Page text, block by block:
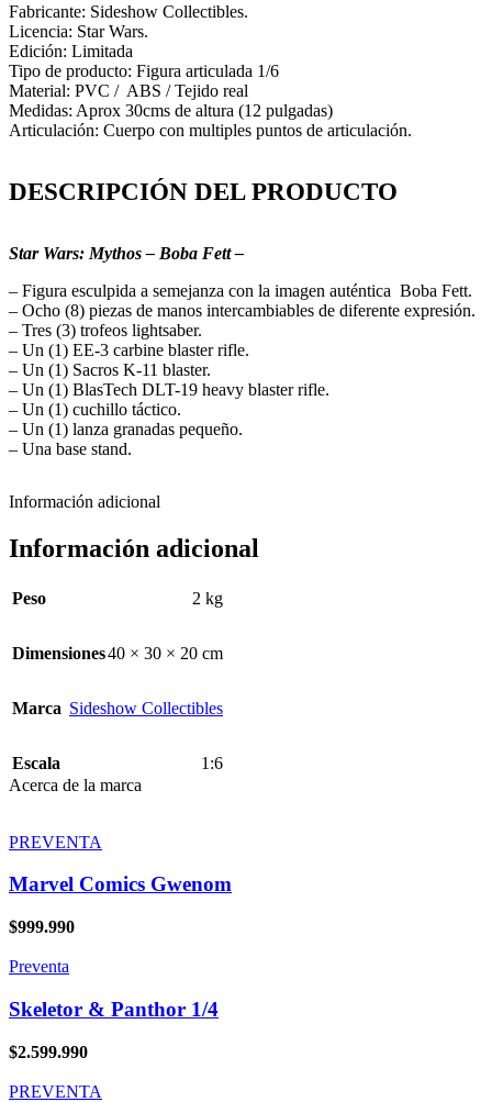
Fabricante: Sideshow Collectibles.
Licencia: Star Wars.
Edición: Limitada
Tipo de producto: Figura articulada 1/6
Material: PVC / ABS / Tejido real
Medidas: Aprox 30cms de altura (12 pulgadas)
Articulación: Cuerpo con multiples puntos de articulación.
DESCRIPCIÓN DEL PRODUCTO
Star Wars: Mythos – Boba Fett –
– Figura esculpida a semejanza con la imagen auténtica Boba Fett.
– Ocho (8) piezas de manos intercambiables de diferente expresión.
– Tres (3) trofeos lightsaber.
– Un (1) EE-3 carbine blaster rifle.
– Un (1) Sacros K-11 blaster.
– Un (1) BlasTech DLT-19 heavy blaster rifle.
– Un (1) cuchillo táctico.
– Un (1) lanza granadas pequeño.
– Una base stand.
Información adicional
Información adicional
Peso 2 kg
Dimensiones40 × 30 × 20 cm
Marca Sideshow Collectibles
Escala
1:6
Acerca de la marca
PREVENTA
Marvel Comics Gwenom
$999.990
Preventa
Skeletor & Panthor 1/4
$2.599.990
PREVENTA